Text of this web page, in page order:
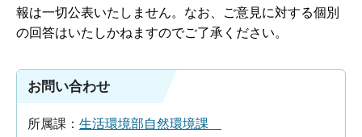
報は一切公表いたしません。なお、ご意見に対する個別
の回答はいたしかねますのでご了承ください。
お問い合わせ
所属課： 生活環境部自然環境課